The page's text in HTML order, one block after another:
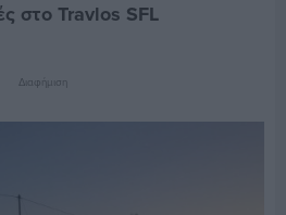
στο Travlos SFL
Διαφήμιση